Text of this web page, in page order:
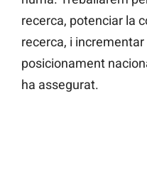
recerca, potenciar la
recerca, i incrementar
posicionament
ha assegurat.